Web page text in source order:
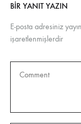
BIR YANIT YAZIN
E-posta adresiniz
işaretlenmişlerdir